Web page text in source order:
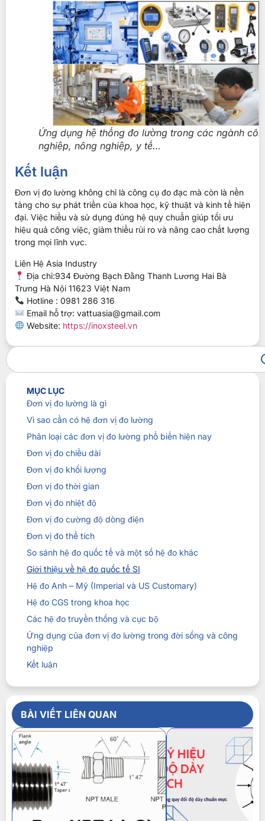
Ứng dụng hệ thống đo lường trong các ngành
nghiệp, nông nghiệp, y tế…
Kết luận
Đơn vị đo lường không chỉ là công cụ đo đạc mà còn là nền
tảng cho sự phát triển của khoa học, kỹ thuật và kinh tế hiện
đại. Việc hiểu và sử dụng đúng hệ quy chuẩn giúp tối ưu
hiệu quả công việc, giảm thiểu rủi ro và nâng cao chất lượng
trong mọi lĩnh vực.
Liên Hệ Asia Industry
Địa chỉ:934 Đường Bạch Đằng Thanh Lương Hai Bà
Trưng Hà Nội 11623 Việt Nam
Hotline : 0981 286 316
Email hỗ trợ: vattuasia@gmail.com
Website: https://inoxsteel.vn
MỤC LỤC
Đơn vị đo lường là gì
Vì sao cần có hệ đơn vị đo lường
Phân loại các đơn vị đo lường phổ biến hiện nay
Đơn vị đo chiều dài
Đơn vị đo khối lượng
Đơn vị đo thời gian
Đơn vị đo nhiệt độ
Đơn vị đo cường độ dòng điện
Đơn vị đo thể tích
So sánh hệ đo quốc tế và một số hệ đo khác
Giới thiệu về hệ đo quốc tế SI
Hệ đo Anh – Mỹ (Imperial và US Customary)
Hệ đo CGS trong khoa học
Các hệ đo truyền thống và cục bộ
Ứng dụng của đơn vị đo lường trong đời sống và công
nghiệp
Kết luận
BÀI VIẾT LIÊN QUAN